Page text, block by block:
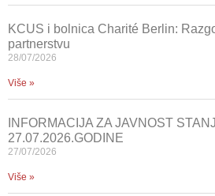
KCUS i bolnica Charité Berlin:
partnerstvu
28/07/2026
Više »
INFORMACIJA ZA JAVNOST
27.07.2026.GODINE
27/07/2026
Više »